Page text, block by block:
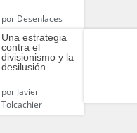
porDesenlaces
Una estrategia
contra el
divisionismo y la
desilusión
porJavier
Tolcachier